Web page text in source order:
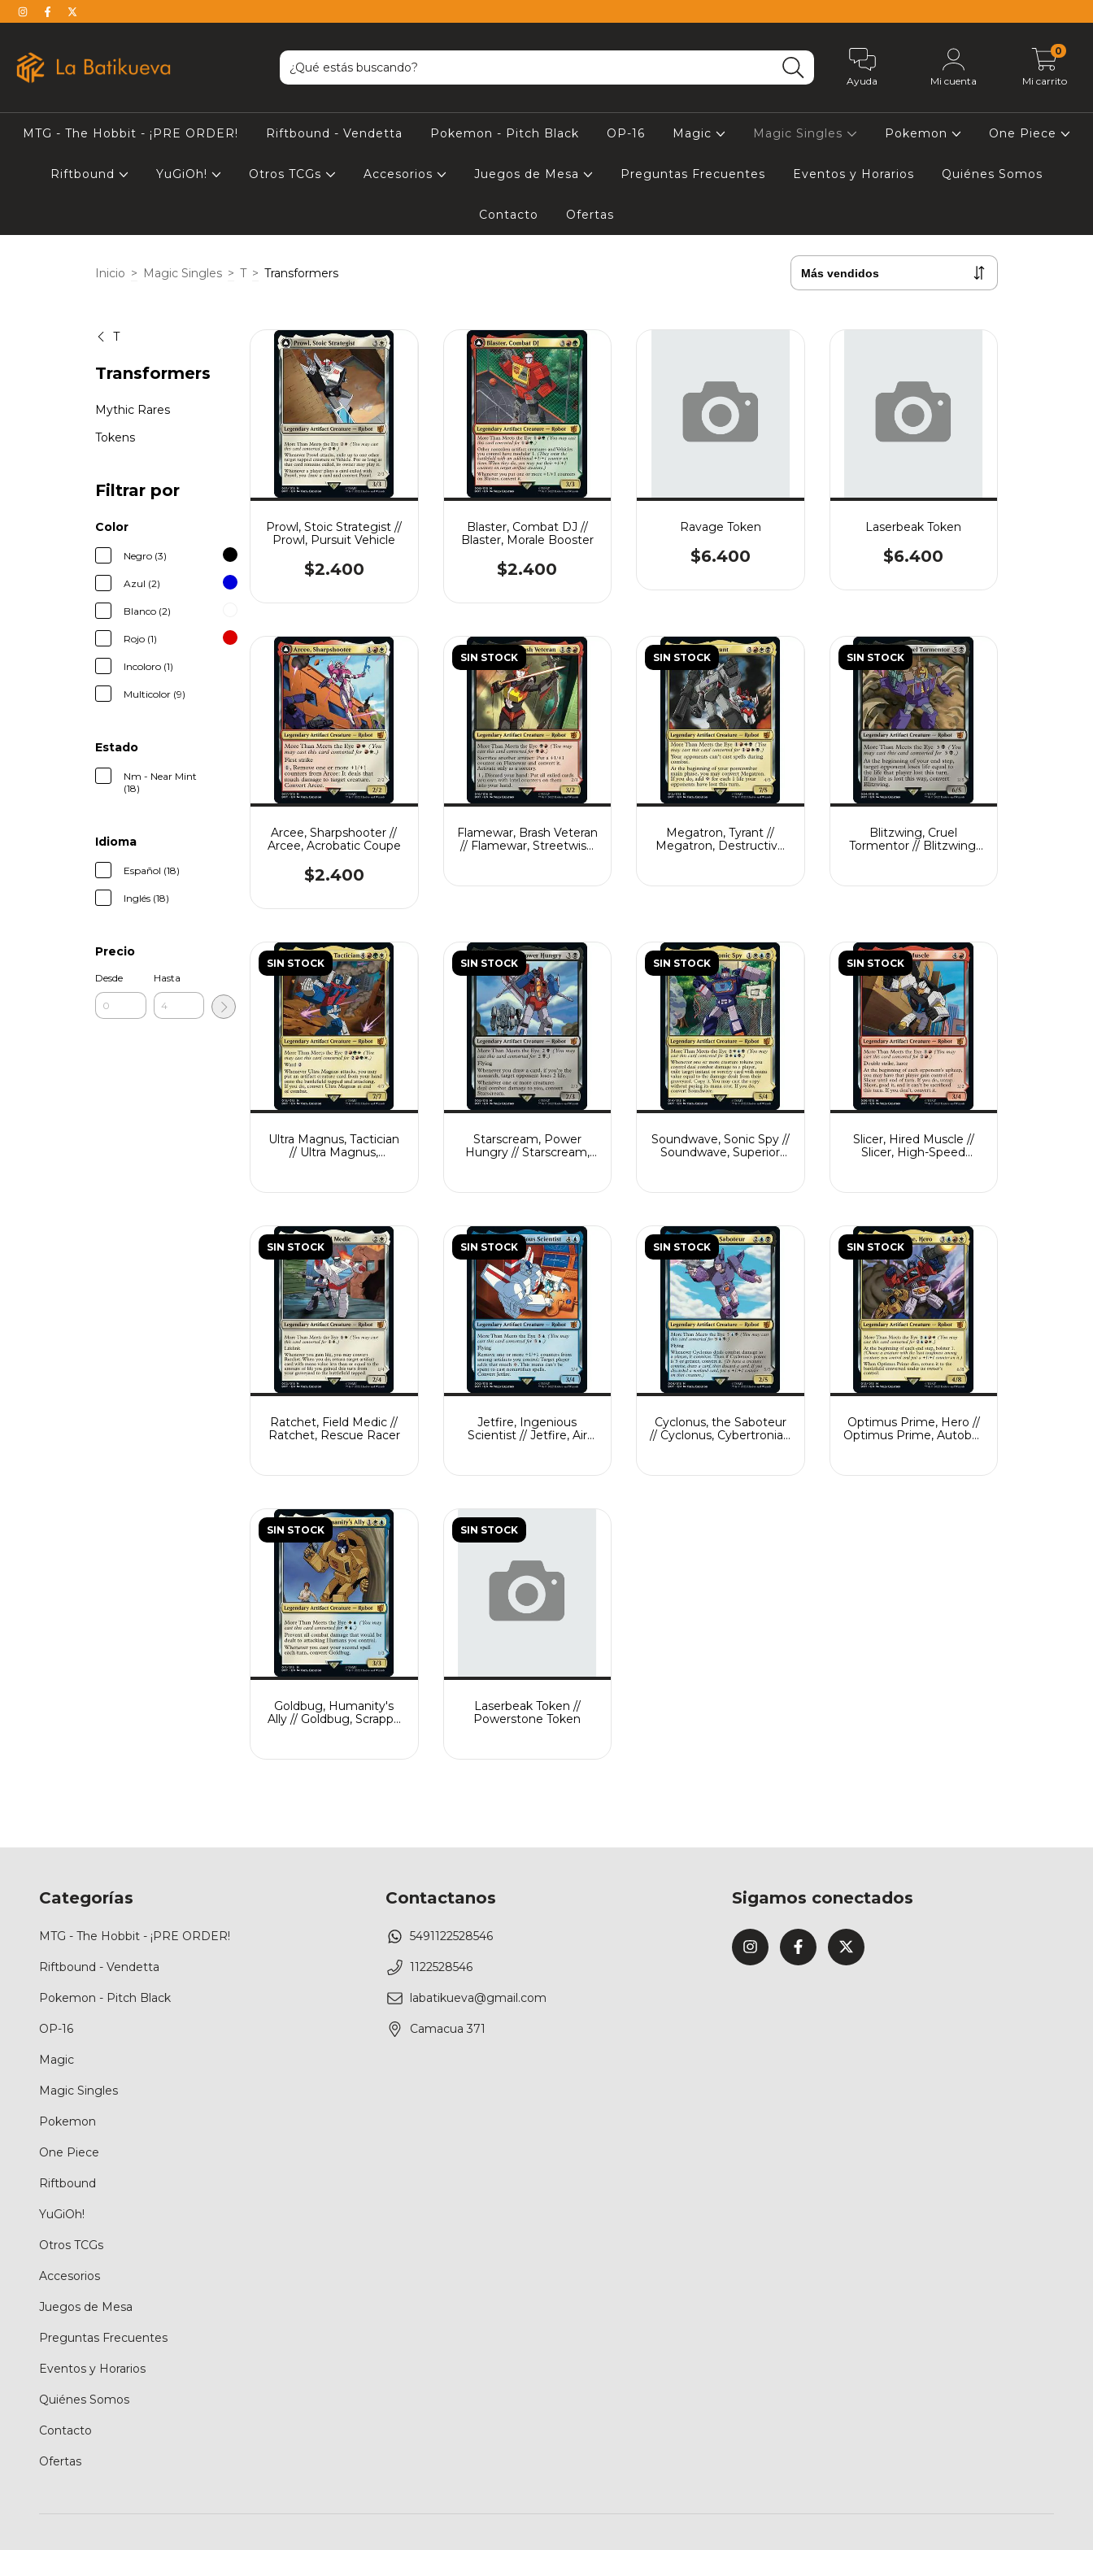
Ayuda Mi cuenta Mi carrito
0
MTG - The Hobbit - ¡PRE ORDER! Riftbound - Vendetta Pokemon - Pitch Black OP-16 Magic Magic Singles Pokemon One Piece
Riftbound YuGiOh! Otros TCGs Accesorios Juegos de Mesa Preguntas Frecuentes Eventos y Horarios Quiénes Somos
Contacto Ofertas
Inicio > Magic Singles > T > Transformers
T
Transformers
Mythic Rares
Tokens
Filtrar por
Color
Negro (3)
Azul (2)
Blanco (2)
Rojo (1)
Incoloro (1)
Multicolor (9)
Estado
Nm - Near Mint
(18)
Idioma
Español (18)
Inglés (18)
Precio
Desde Hasta
Prowl, Stoic Strategist //
Prowl, Pursuit Vehicle
$2.400
Blaster, Combat DJ //
Blaster, Morale Booster
$2.400
Ravage Token
$6.400
Laserbeak Token
$6.400
Arcee, Sharpshooter //
Arcee, Acrobatic Coupe
$2.400
SIN STOCK
Flamewar, Brash Veteran
// Flamewar, Streetwise
SIN STOCK
Megatron, Tyrant //
Megatron, Destructive
SIN STOCK
Blitzwing, Cruel
Tormentor // Blitzwing,
SIN STOCK
Ultra Magnus, Tactician
// Ultra Magnus,
SIN STOCK
Starscream, Power
Hungry // Starscream,
SIN STOCK
Soundwave, Sonic Spy //
Soundwave, Superior
SIN STOCK
Slicer, Hired Muscle //
Slicer, High-Speed
SIN STOCK
Ratchet, Field Medic //
Ratchet, Rescue Racer
SIN STOCK
Jetfire, Ingenious
Scientist // Jetfire, Air
SIN STOCK
Cyclonus, the Saboteur
// Cyclonus, Cybertronian
SIN STOCK
Optimus Prime, Hero //
Optimus Prime, Autobot
SIN STOCK
Goldbug, Humanity's
Ally // Goldbug, Scrappy
SIN STOCK
Laserbeak Token //
Powerstone Token
Categorías
MTG - The Hobbit - ¡PRE ORDER!
Riftbound - Vendetta
Pokemon - Pitch Black
OP-16
Magic
Magic Singles
Pokemon
One Piece
Riftbound
YuGiOh!
Otros TCGs
Accesorios
Juegos de Mesa
Preguntas Frecuentes
Eventos y Horarios
Quiénes Somos
Contacto
Ofertas
Contactanos
5491122528546
1122528546
labatikueva@gmail.com
Camacua 371
Sigamos conectados